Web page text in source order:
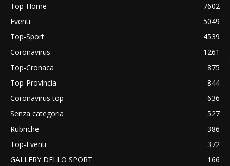
Top-Home
7602
Eventi
5049
Top-Sport
4539
Coronavirus
1261
Top-Cronaca
875
Top-Provincia
844
Coronavirus top
636
Senza categoria
527
Rubriche
386
Top-Eventi
372
GALLERY DELLO SPORT
166